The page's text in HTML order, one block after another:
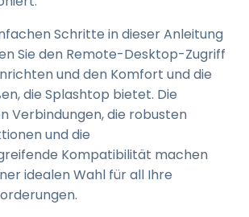
Schritte in dieser Anleitung
Sie den Remote-Desktop-Zugriff
und den Komfort und die
die Splashtop bietet. Die
Verbindungen, die robusten
und die
Kompatibilität machen
idealen Wahl für all Ihre